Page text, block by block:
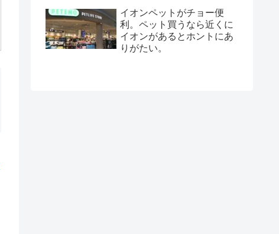
イオンペットがチョー便
利。ペット買うなら近くに
イオンがあるとホントにあ
りがたい。